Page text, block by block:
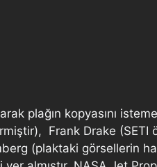
plağın kopyasını
Frank Drake (SETI
(plaktaki görsellerin